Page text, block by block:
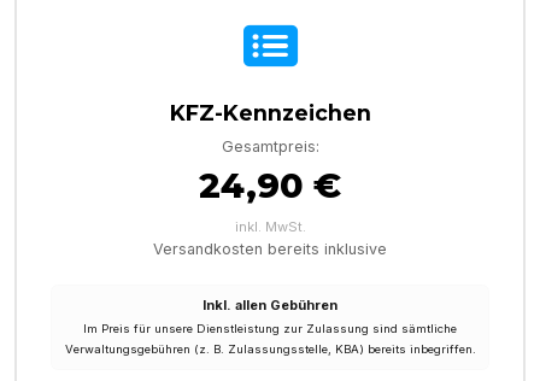
KFZ-Kennzeichen
Gesamtpreis:
24,90 €
inkl. MwSt.
Versandkosten bereits inklusive
Inkl. allen Gebühren
Im Preis für unsere Dienstleistung zur Zulassung sind sämtliche
Verwaltungsgebühren (z. B. Zulassungsstelle, KBA) bereits inbegriffen.